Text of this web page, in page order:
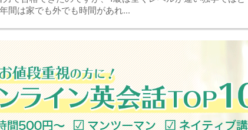
間は家でも外でも時間があれ...